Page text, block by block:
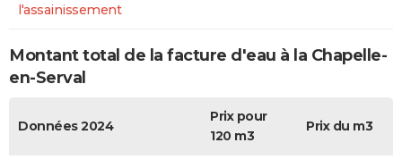
l'assainissement
Montant total de la facture d'eau à la Chapelle-
en-Serval
Données 2024
Prix pour
120 m3
Prix du m3